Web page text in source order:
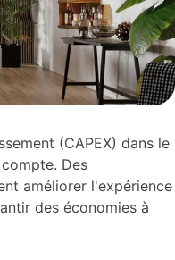
(CAPEX) dans le
Des
améliorer l'expérience
des économies à